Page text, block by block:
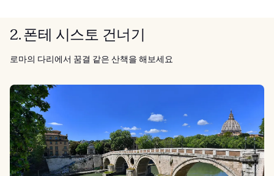
2. 폰테 시스토 건너기
로마의 다리에서 꿈결 같은 산책을 해보세요